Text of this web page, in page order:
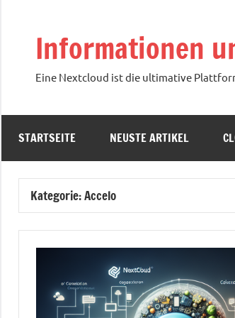
Informationen
Eine Nextcloud ist die ultimative
STARTSEITE NEUSTE ARTIKEL
Kategorie:Accelo